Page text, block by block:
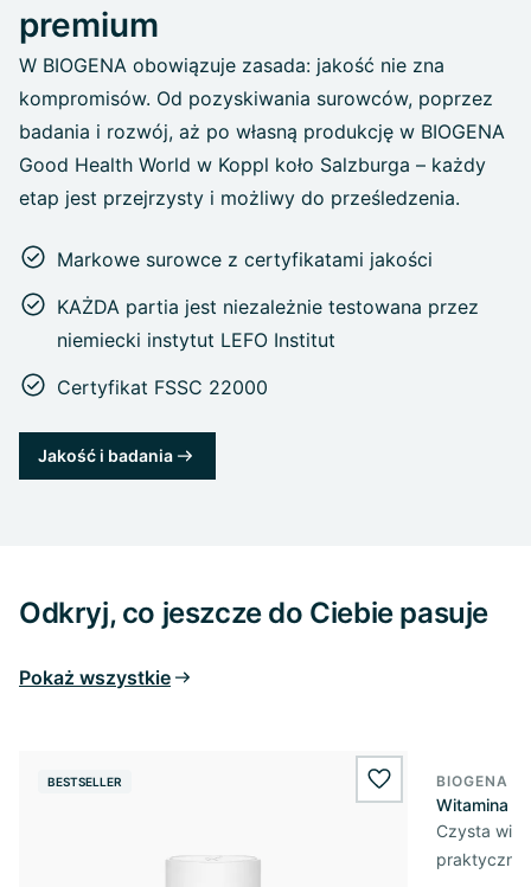
premium
W BIOGENA obowiązuje zasada: jakość nie zna
kompromisów. Od pozyskiwania surowców, poprzez
badania i rozwój, aż po własną produkcję w BIOGENA
Good Health World w Koppl koło Salzburga – każdy
etap jest przejrzysty i możliwy do prześledzenia.
Markowe surowce z certyfikatami jakości
KAŻDA partia jest niezależnie testowana przez
niemiecki instytut LEFO Institut
Certyfikat FSSC 22000
Jakość i badania
Odkryj, co jeszcze do Ciebie pasuje
Pokaż wszystkie
BESTSELLER wishlist.add
BIOGENA
Witamina
Czysta